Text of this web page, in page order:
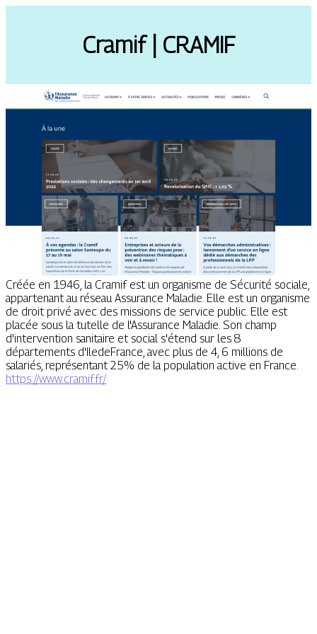
Cramif | CRAMIF
Créée en 1946, la Cramif est un organisme de Sécurité sociale,
appartenant au réseau Assurance Maladie. Elle est un organisme
de droit privé avec des missions de service public. Elle est
placée sous la tutelle de l'Assurance Maladie. Son champ
d'intervention sanitaire et social s'étend sur les 8
départements d'IledeFrance, avec plus de 4, 6 millions de
salariés, représentant 25% de la population active en France.
https://www.cramif.fr/